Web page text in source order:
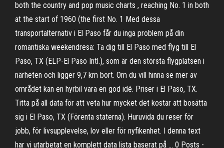
both the country and pop music charts , reaching No. 1 in both
at the start of 1960 (the first No. 1 Med dessa
transportalternativ i El Paso får du inga problem på din
romantiska weekendresa: Ta dig till El Paso med flyg till El
Paso, TX (ELP-El Paso Intl.), som är den största flygplatsen i
närheten och ligger 9,7 km bort. Om du vill hinna se mer av
området kan en hyrbil vara en god idé. Priser i El Paso, TX.
Titta på all data för att veta hur mycket det kostar att bosätta
sig i El Paso, TX (Förenta staterna). Huruvida du reser för
jobb, för livsupplevelse, lov eller för nyfikenhet. I denna text
har vi utarbetat en komplett data lista baserat på … 0 Posts -